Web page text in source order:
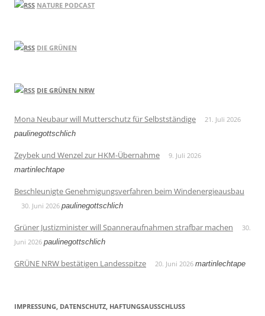
NATURE PODCAST
DIE GRÜNEN
DIE GRÜNEN NRW
Mona Neubaur will Mutterschutz für Selbstständige
21. Juli 2026
paulinegottschlich
Zeybek und Wenzel zur HKM-Übernahme
9. Juli 2026
martinlechtape
Beschleunigte Genehmigungsverfahren beim Windenergieausbau
30. Juni 2026 paulinegottschlich
Grüner Justizminister will Spanneraufnahmen strafbar machen
30.
Juni 2026 paulinegottschlich
GRÜNE NRW bestätigen Landesspitze 20. Juni 2026 martinlechtape
IMPRESSUNG, DATENSCHUTZ, HAFTUNGSAUSSCHLUSS